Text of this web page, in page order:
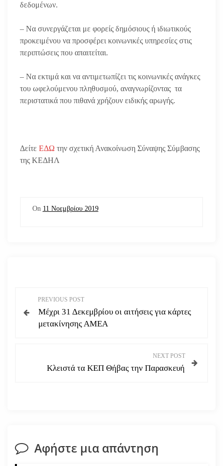
δεδομένων.
– Να συνεργάζεται με φορείς δημόσιους ή ιδιωτικούς
προκειμένου να προσφέρει κοινωνικές υπηρεσίες στις
περιπτώσεις που απαιτείται.
– Να εκτιμά και να αντιμετωπίζει τις κοινωνικές ανάγκες
του ωφελούμενου πληθυσμού, αναγνωρίζοντας τα
περιστατικά που πιθανά χρήζουν ειδικής αρωγής.
Δείτε ΕΔΩ την σχετική Ανακοίνωση Σύναψης Σύμβασης
της ΚΕΔΗΛ
On 11 Νοεμβρίου 2019
λ
η
PREVIOUS POST
Μέχρι 31 Δεκεμβρίου οι αιτήσεις για κάρτες
μετακίνησης ΑΜΕΑ
NEXT POST
Κλειστά τα ΚΕΠ Θήβας την Παρασκευή
Αφήστε μια απάντηση